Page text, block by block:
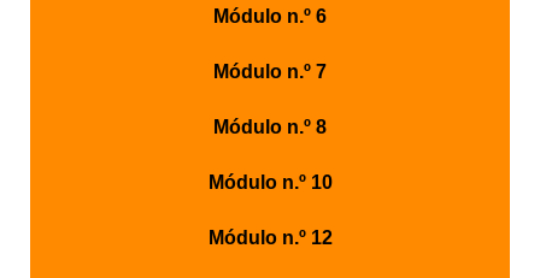
Módulo n.º 6
Módulo n.º 7
Módulo n.º 8
Módulo n.º 10
Módulo n.º 12